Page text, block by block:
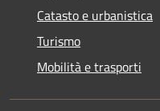
Catasto e urbanistica
Turismo
Mobilità e trasporti